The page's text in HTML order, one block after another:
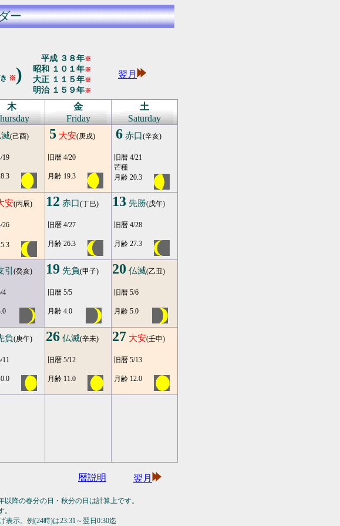
ー
※)
平成 ３８年※
昭和 １０１年※
大正 １１５年※
明治 １５９年※
翌月
木
金
Friday
土
Saturday
(己酉)
19
5 大安(庚戌)
旧暦 4/20
月齢 19.3
6 赤口(辛亥)
旧暦 4/21
芒種
月齢 20.3
安(丙辰)
26
12 赤口(丁巳)
旧暦 4/27
月齢 26.3
13 先勝(戊午)
旧暦 4/28
月齢 27.3
引 (癸亥)
4
19 先負(甲子)
旧暦 5/5
月齢 4.0
20 仏滅(乙丑)
旧暦 5/6
月齢 5.0
負(庚午)
11
26 仏滅(辛未)
旧暦 5/12
月齢 11.0
27 大安(壬申)
旧暦 5/13
月齢 12.0
暦説明 翌月
降の春分の日・秋分の日は計算上です。
示。例(24時)は23:31～翌日0:30迄